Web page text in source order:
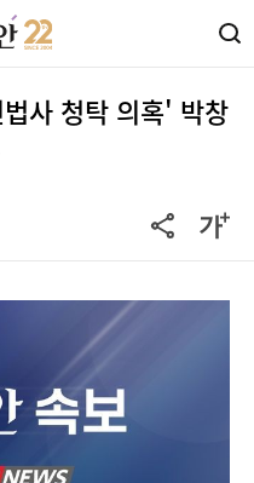
사 청탁 의혹' 박창